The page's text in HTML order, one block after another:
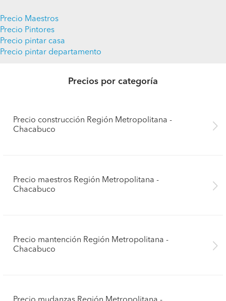
Precio Maestros
Precio Pintores
Precio pintar casa
Precio pintar departamento
Precios por categoría
Precio construcción Región Metropolitana -
Chacabuco
Precio maestros Región Metropolitana -
Chacabuco
Precio mantención Región Metropolitana -
Chacabuco